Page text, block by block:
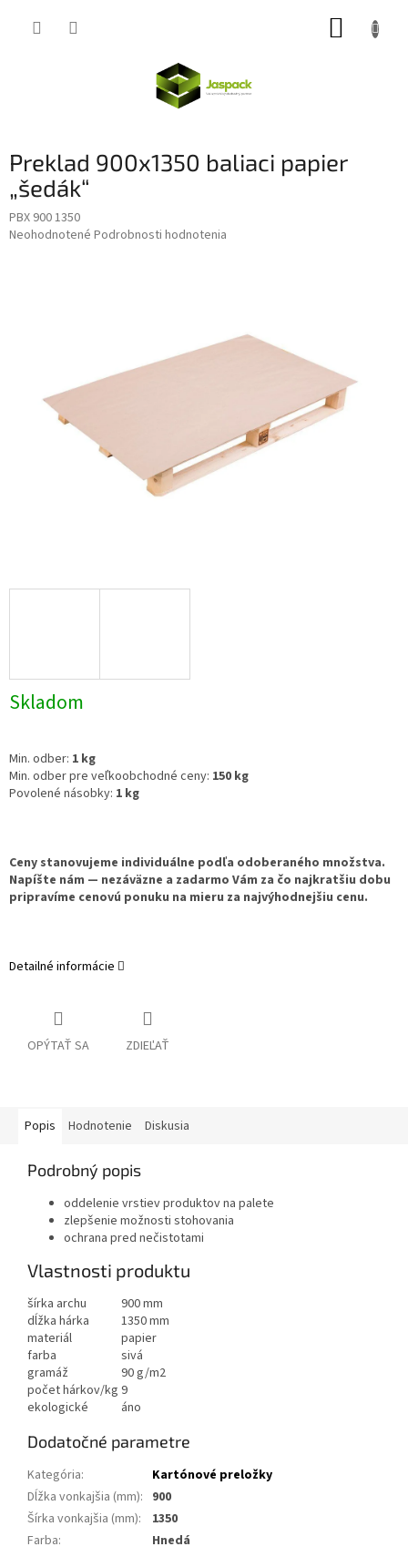
Preklad 900x1350 baliaci papier
„šedák“
PBX 900 1350
Priemerné
Neohodnotené Podrobnosti hodnotenia
Skladom
Min. odber: 1 kg
Min. odber pre veľkoobchodné ceny: 150 kg
Povolené násobky: 1 kg
Ceny stanovujeme individuálne podľa odoberaného množstva.
Napíšte nám — nezáväzne a zadarmo Vám za čo najkratšiu dobu
pripravíme cenovú ponuku na mieru za najvýhodnejšiu cenu.
Detailné informácie
OPÝTAŤ SA ZDIEĽAŤ
Popis Hodnotenie Diskusia
Podrobný popis
oddelenie vrstiev produktov na palete
zlepšenie možnosti stohovania
ochrana pred nečistotami
Vlastnosti produktu
šírka archu
900 mm
dĺžka hárka
1350 mm
materiál
papier
farba
sivá
gramáž
90 g/m2
počet hárkov/kg 9
ekologické
áno
Dodatočné parametre
Kategória:
Kartónové preložky
Dĺžka vonkajšia (mm): 900
Šírka vonkajšia (mm):
1350
Farba: Hnedá